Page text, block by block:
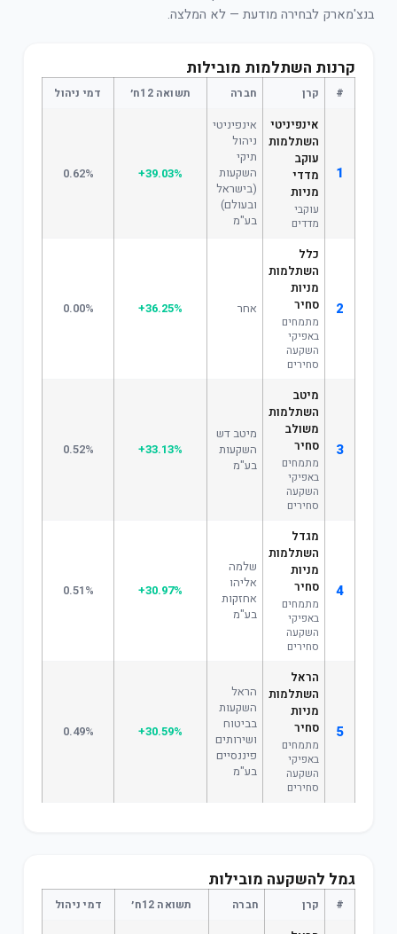
בנצ'מארק לבחירה מודעת — לא המלצה.
קרנות השתלמות מובילות
# קרן חברה תשואה 12ח׳ דמי ניהול
1
אינפיניטי
השתלמות
עוקב
מדדי
מניות
עוקבי
מדדים
אינפיניטי
ניהול
תיקי
השקעות
(בישראל
ובעולם)
בע"מ
+39.03%
0.62%
2
כלל
השתלמות
מניות
סחיר
מתמחים
באפיקי
השקעה
סחירים
אחר +36.25%
0.00%
3
מיטב
השתלמות
משולב
סחיר
מתמחים
באפיקי
השקעה
סחירים
מיטב דש
השקעות
בע"מ
+33.13%
0.52%
4
מגדל
השתלמות
מניות
סחיר
מתמחים
באפיקי
השקעה
סחירים
שלמה
אליהו
אחזקות
בע"מ
+30.97%
0.51%
5
הראל
השתלמות
מניות
סחיר
מתמחים
באפיקי
השקעה
סחירים
הראל
השקעות
בביטוח
ושירותים
פיננסיים
בע"מ
+30.59%
0.49%
גמל להשקעה מובילות
# קרן חברה תשואה 12ח׳ דמי ניהול